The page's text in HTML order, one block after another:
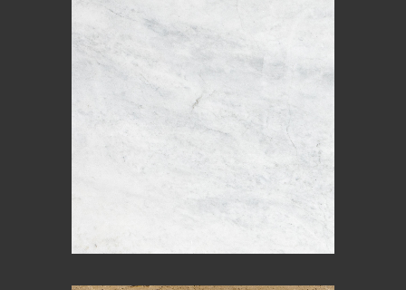
BIANCO CARRARA